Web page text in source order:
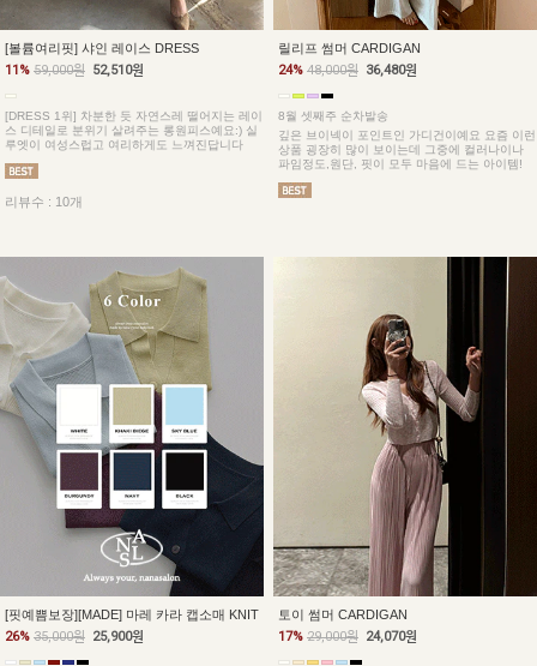
[볼륨여리핏] 샤인 레이스 DRESS
11% 59,000원 52,510원
[DRESS 1위] 차분한 듯 자연스레 떨어지는 레이
스 디테일로 분위기 살려주는 롱원피스예요:) 실
루엣이 여성스럽고 여리하게도 느껴진답니다
리뷰수 : 10개
릴리프 썸머 CARDIGAN
24% 48,000원 36,480원
8월 셋째주 순차발송
깊은 브이넥이 포인트인 가디건이예요 요즘 이런
상품 굉장히 많이 보이는데 그중에 컬러나이나
파임정도,원단, 핏이 모두 마음에 드는 아이템!
[핏예쁨보장][MADE] 마레 카라 캡소매 KNIT
26% 35,000원 25,900원
토이 썸머 CARDIGAN
17% 29,000원 24,070원